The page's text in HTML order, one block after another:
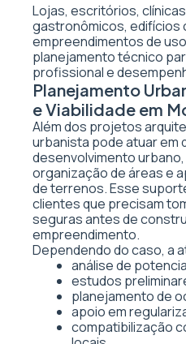
Lojas, escritórios,
gastronômicos, edifícios
empreendimentos de
planejamento técnico
profissional e
Planejamento
e Viabilidade em
Além dos projetos
urbanista pode atuar em
desenvolvimento
organização de áreas e
de terrenos. Esse
clientes que precisam
seguras antes de
empreendimento.
Dependendo do caso, a
análise de
estudos
planejamento de
apoio em
compatibilização